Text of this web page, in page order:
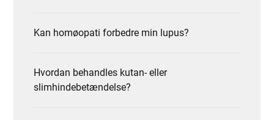
Kan homøopati forbedre min lupus?
Hvordan behandles kutan- eller
slimhindebetændelse?